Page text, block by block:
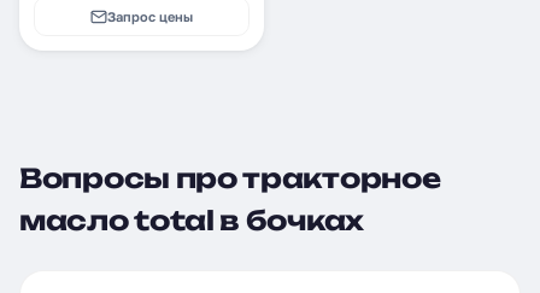
Запрос цены
Вопросы про тракторное
масло total в бочках